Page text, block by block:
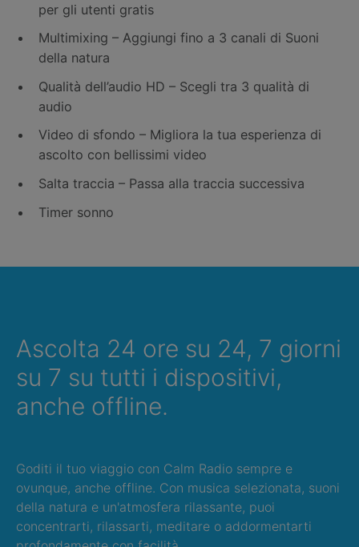
per gli utenti gratis
Multimixing – Aggiungi fino a 3 canali di Suoni
della natura
Qualità dell’audio HD – Scegli tra 3 qualità di
audio
Video di sfondo – Migliora la tua esperienza di
ascolto con bellissimi video
Salta traccia – Passa alla traccia successiva
Timer sonno
Ascolta 24 ore su 24, 7 giorni
su 7 su tutti i dispositivi,
anche offline.
Goditi il tuo viaggio con Calm Radio sempre e
ovunque, anche offline. Con musica selezionata, suoni
della natura e un'atmosfera rilassante, puoi
concentrarti, rilassarti, meditare o addormentarti